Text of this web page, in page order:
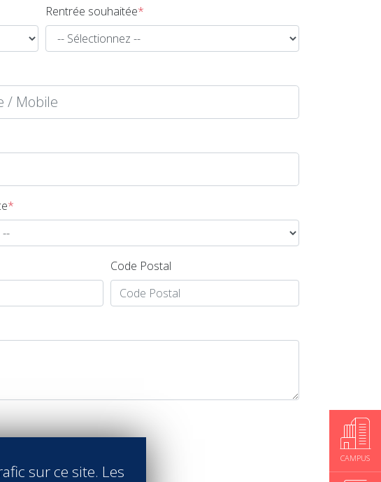
CAMPUS
Rentrée souhaitée*
*
Code Postal
sur ce site. Les